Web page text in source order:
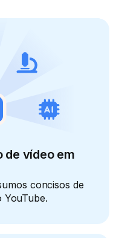
de vídeo em
concisos de
YouTube.